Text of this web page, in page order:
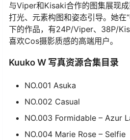
与Viper和Kisaki合作的图集展现
打光、元素构图和姿态引导。她在
下的作品，有24P/Viper、38P/
喜欢Cos摄影质感的高端用户。
Kuuko W 写真资源合集目录
NO.001 Asuka
NO.002 Casual
NO.003 Formidable – Azur
NO.004 Marie Rose – Selfie